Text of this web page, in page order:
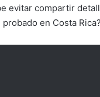
evitar compartir
en Costa Rica?